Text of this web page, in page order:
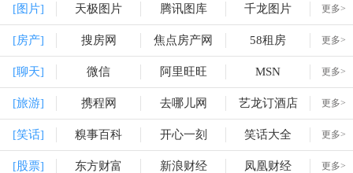
[图片] 天极图片 腾讯图库 千龙图片 更多>
[房产] 搜房网 焦点房产网 58租房 更多>
[聊天] 微信 阿里旺旺 MSN 更多>
[旅游] 携程网 去哪儿网 艺龙订酒店 更多>
[笑话] 糗事百科 开心一刻 笑话大全 更多>
[股票] 东方财富 新浪财经 凤凰财经 更多>